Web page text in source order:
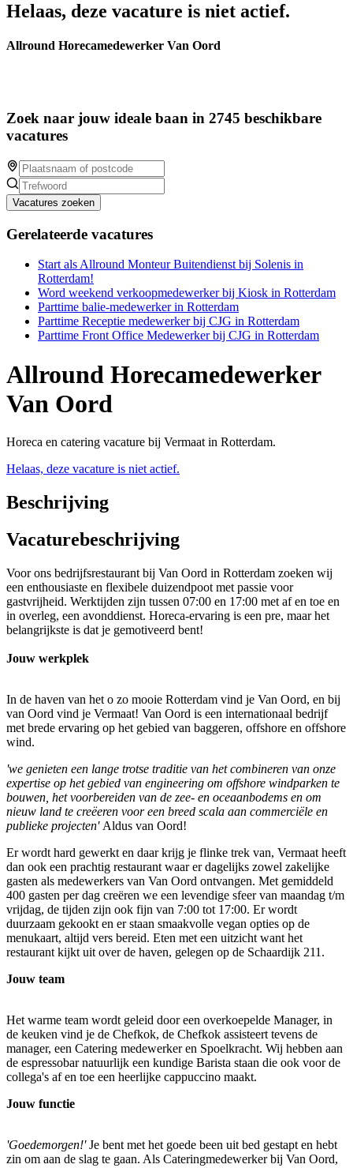
Helaas, deze vacature is niet actief.
Allround Horecamedewerker Van Oord
Zoek naar jouw ideale baan in 2745 beschikbare
vacatures
Vacatures zoeken
Gerelateerde vacatures
Start als Allround Monteur Buitendienst bij Solenis in
Rotterdam!
Word weekend verkoopmedewerker bij Kiosk in Rotterdam
Parttime balie-medewerker in Rotterdam
Parttime Receptie medewerker bij CJG in Rotterdam
Parttime Front Office Medewerker bij CJG in Rotterdam
Allround Horecamedewerker
Van Oord
Horeca en catering vacature bij Vermaat in Rotterdam.
Helaas, deze vacature is niet actief.
Beschrijving
Vacaturebeschrijving
Voor ons bedrijfsrestaurant bij Van Oord in Rotterdam zoeken wij
een enthousiaste en flexibele duizendpoot met passie voor
gastvrijheid. Werktijden zijn tussen 07:00 en 17:00 met af en toe en
in overleg, een avonddienst. Horeca-ervaring is een pre, maar het
belangrijkste is dat je gemotiveerd bent!
Jouw werkplek
In de haven van het o zo mooie Rotterdam vind je Van Oord, en bij
van Oord vind je Vermaat! Van Oord is een internationaal bedrijf
met brede ervaring op het gebied van baggeren, offshore en offshore
wind.
'we genieten een lange trotse traditie van het combineren van onze
expertise op het gebied van engineering om offshore windparken te
bouwen, het voorbereiden van de zee- en oceaanbodems en om
nieuw land te creëeren voor een breed scala aan commerciële en
publieke projecten' Aldus van Oord!
Er wordt hard gewerkt en daar krijg je flinke trek van, Vermaat heeft
dan ook een prachtig restaurant waar er dagelijks zowel zakelijke
gasten als medewerkers van Van Oord ontvangen. Met gemiddeld
400 gasten per dag creëren we een levendige sfeer van maandag t/m
vrijdag, de tijden zijn ook fijn van 7:00 tot 17:00. Er wordt
duurzaam gekookt en er staan smaakvolle vegan opties op de
menukaart, altijd vers bereid. Eten met een uitzicht want het
restaurant kijkt uit over de haven, gelegen op de Schaardijk 211.
Jouw team
Het warme team wordt geleid door een overkoepelde Manager, in
de keuken vind je de Chefkok, de Chefkok assisteert tevens de
manager, een Catering medewerker en Spoelkracht. Wij hebben aan
de espressobar natuurlijk een kundige Barista staan die ook voor de
collega's af en toe een heerlijke cappuccino maakt.
Jouw functie
'Goedemorgen!'Je bent met het goede been uit bed gestapt en hebt
zin om aan de slag te gaan. Als Cateringmedewerker bij Van Oord,